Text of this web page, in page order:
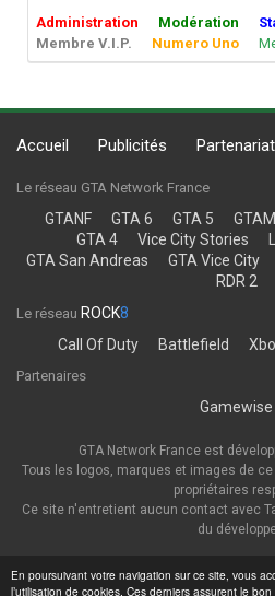
En poursuivant votre navigation sur ce site, vous
l’utilisation de cookies. Ces derniers assurent le bon
Administration Modération
Membre V.I.P.
Numero Uno
Accueil Publicités Partenariat
Le réseau GTA Network France
GTANF GTA 6 GTA 5
GTA 4
Vice City Stories
GTA San Andreas
GTA Vice City
RDR 2
Le réseau ROCK8
Call Of Duty
Battlefield
Partenaires
Gamewise
GTA Network France est
Tous les logos, marques et images de
propriétaires
Ce site n'entretient aucun contact avec
du
Thème Politique